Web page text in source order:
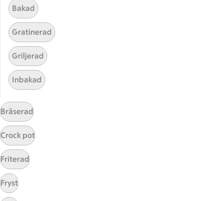
Hittade inget recept
Testa att söka på något nytt, eller ta bort något av
Bakad
Gratinerad
Griljerad
Inbakad
Bräserad
Crock pot
Friterad
Fryst